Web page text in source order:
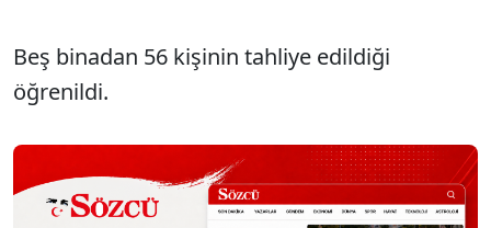
Beş binadan 56 kişinin tahliye edildiği
öğrenildi.